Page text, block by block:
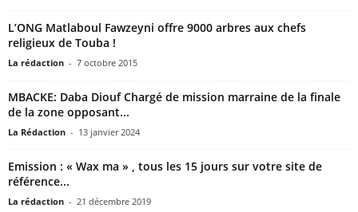
L’ONG Matlaboul Fawzeyni offre 9000 arbres aux chefs
religieux de Touba !
La rédaction - 7 octobre 2015
MBACKE: Daba Diouf Chargé de mission marraine de la finale
de la zone opposant...
La Rédaction - 13 janvier 2024
Emission : « Wax ma » , tous les 15 jours sur votre site de
référence...
La rédaction - 21 décembre 2019